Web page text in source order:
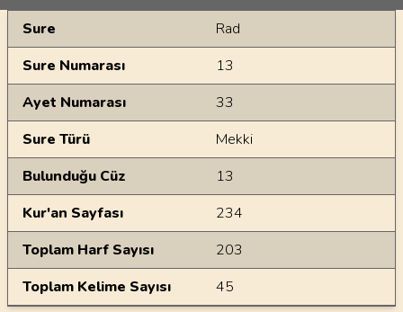
Genel Bilgiler
Sure
Rad
Sure Numarası
13
Ayet Numarası
33
Sure Türü
Mekki
Bulunduğu Cüz
13
Kur'an Sayfası
234
Toplam Harf Sayısı
203
Toplam Kelime Sayısı
45